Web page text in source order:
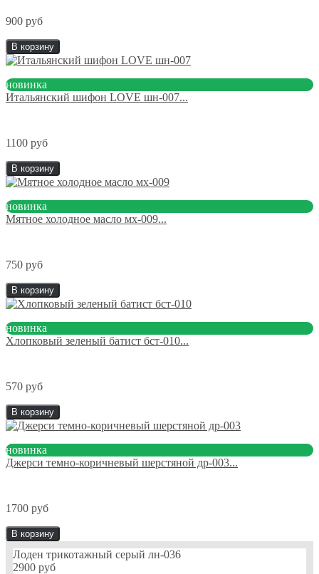
900 руб
В корзину
новинка
Итальянский шифон LOVE шн-007...
1100 руб
В корзину
новинка
Мятное холодное масло мх-009...
750 руб
В корзину
новинка
Хлопковый зеленый батист бст-010...
570 руб
В корзину
новинка
Джерси темно-коричневый шерстяной др-003...
1700 руб
В корзину
Лоден трикотажный серый лн-036
2900 руб